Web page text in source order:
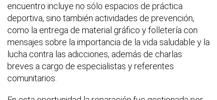
encuentro incluye no sólo espacios de práctica
deportiva, sino también actividades de prevención,
como la entrega de material gráfico y folletería con
mensajes sobre la importancia de la vida saludable y la
lucha contra las adicciones, además de charlas
breves a cargo de especialistas y referentes
comunitarios.